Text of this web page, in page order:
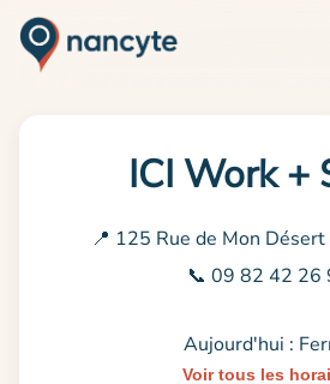
ICI Work +
📍 125 Rue de Mon
📞 09 82 42 26
Aujourd'hui :
Voir tous les